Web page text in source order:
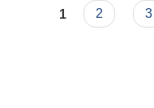
Pages
1 2 3